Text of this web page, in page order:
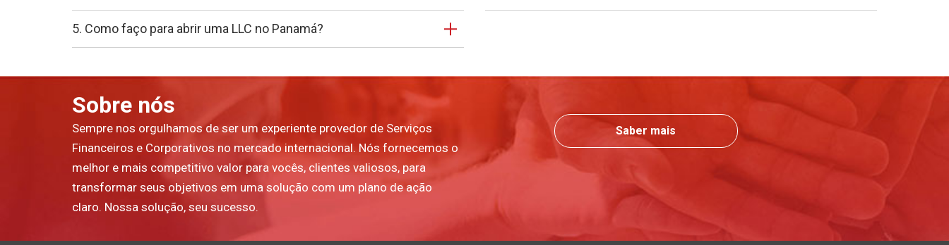
5. Como faço para abrir uma LLC no Panamá?
Sobre nós
Sempre nos orgulhamos de ser um experiente provedor de Serviços
Financeiros e Corporativos no mercado internacional. Nós fornecemos o
melhor e mais competitivo valor para vocês, clientes valiosos, para
transformar seus objetivos em uma solução com um plano de ação
claro. Nossa solução, seu sucesso.
Saber mais